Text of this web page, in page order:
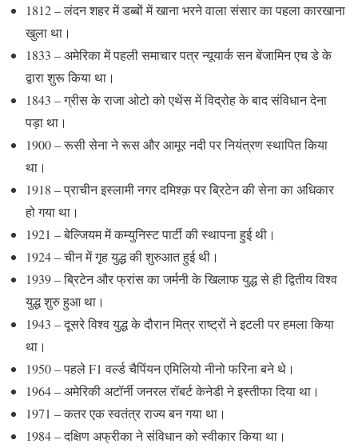
1812 – लंदन शहर में डब्बों में खाना भरने वाला संसार का पहला कारखाना
खुला था।
1833 – अमेरिका में पहली समाचार पत्र न्यूयार्क सन बेंजामिन एच डे के
द्वारा शुरू किया था।
1843 – ग्रीस के राजा ओटो को एथेंस में विद्रोह के बाद संविधान देना
पड़ा था।
1900 – रूसी सेना ने रूस और आमूर नदी पर नियंत्रण स्थापित किया
था।
1918 – प्राचीन इस्लामी नगर दमिश्क़ पर ब्रिटेन की सेना का अधिकार
हो गया था।
1921 – बेल्जियम में कम्युनिस्ट पार्टी की स्थापना हुई थी।
1924 – चीन में गृह युद्ध की शुरुआत हुई थी।
1939 – ब्रिटेन और फ्रांस का जर्मनी के खिलाफ युद्ध से ही द्वितीय विश्व
युद्ध शुरु हुआ था।
1943 – दूसरे विश्व युद्ध के दौरान मित्र राष्ट्रों ने इटली पर हमला किया
था।
1950 – पहले F1 वर्ल्‍ड चैपिंयन एमिलियो नीनो फरिना बने थे।
1964 – अमेरिकी अटॉर्नी जनरल रॉबर्ट केनेडी ने इस्तीफा दिया था।
1971 – कतर एक स्वतंत्र राज्य बन गया था।
1984 – दक्षिण अफ्रीका ने संविधान को स्वीकार किया था।